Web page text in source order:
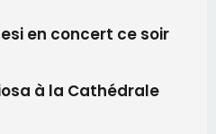
Miss Corse 2026
pas avant 2081
restaurateurs corses
au faux vendeur de